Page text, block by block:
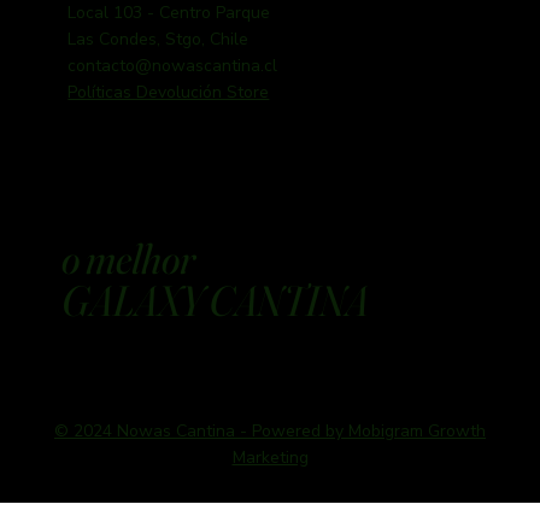
Local 103 - Centro Parque
Las Condes, Stgo, Chile
contacto@nowascantina.cl
Políticas Devolución Store
o melhor
GALAXY CANTINA
© 2024 Nowas Cantina - Powered by Mobigram Growth
Marketing